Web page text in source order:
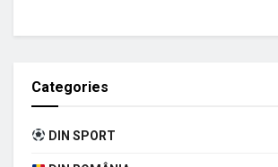
Categories
DIN SPORT